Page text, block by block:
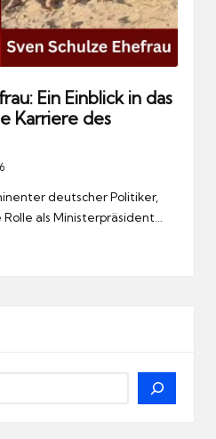
Ein Einblick in das
Karriere des
deutscher Politiker,
als Ministerpräsident…